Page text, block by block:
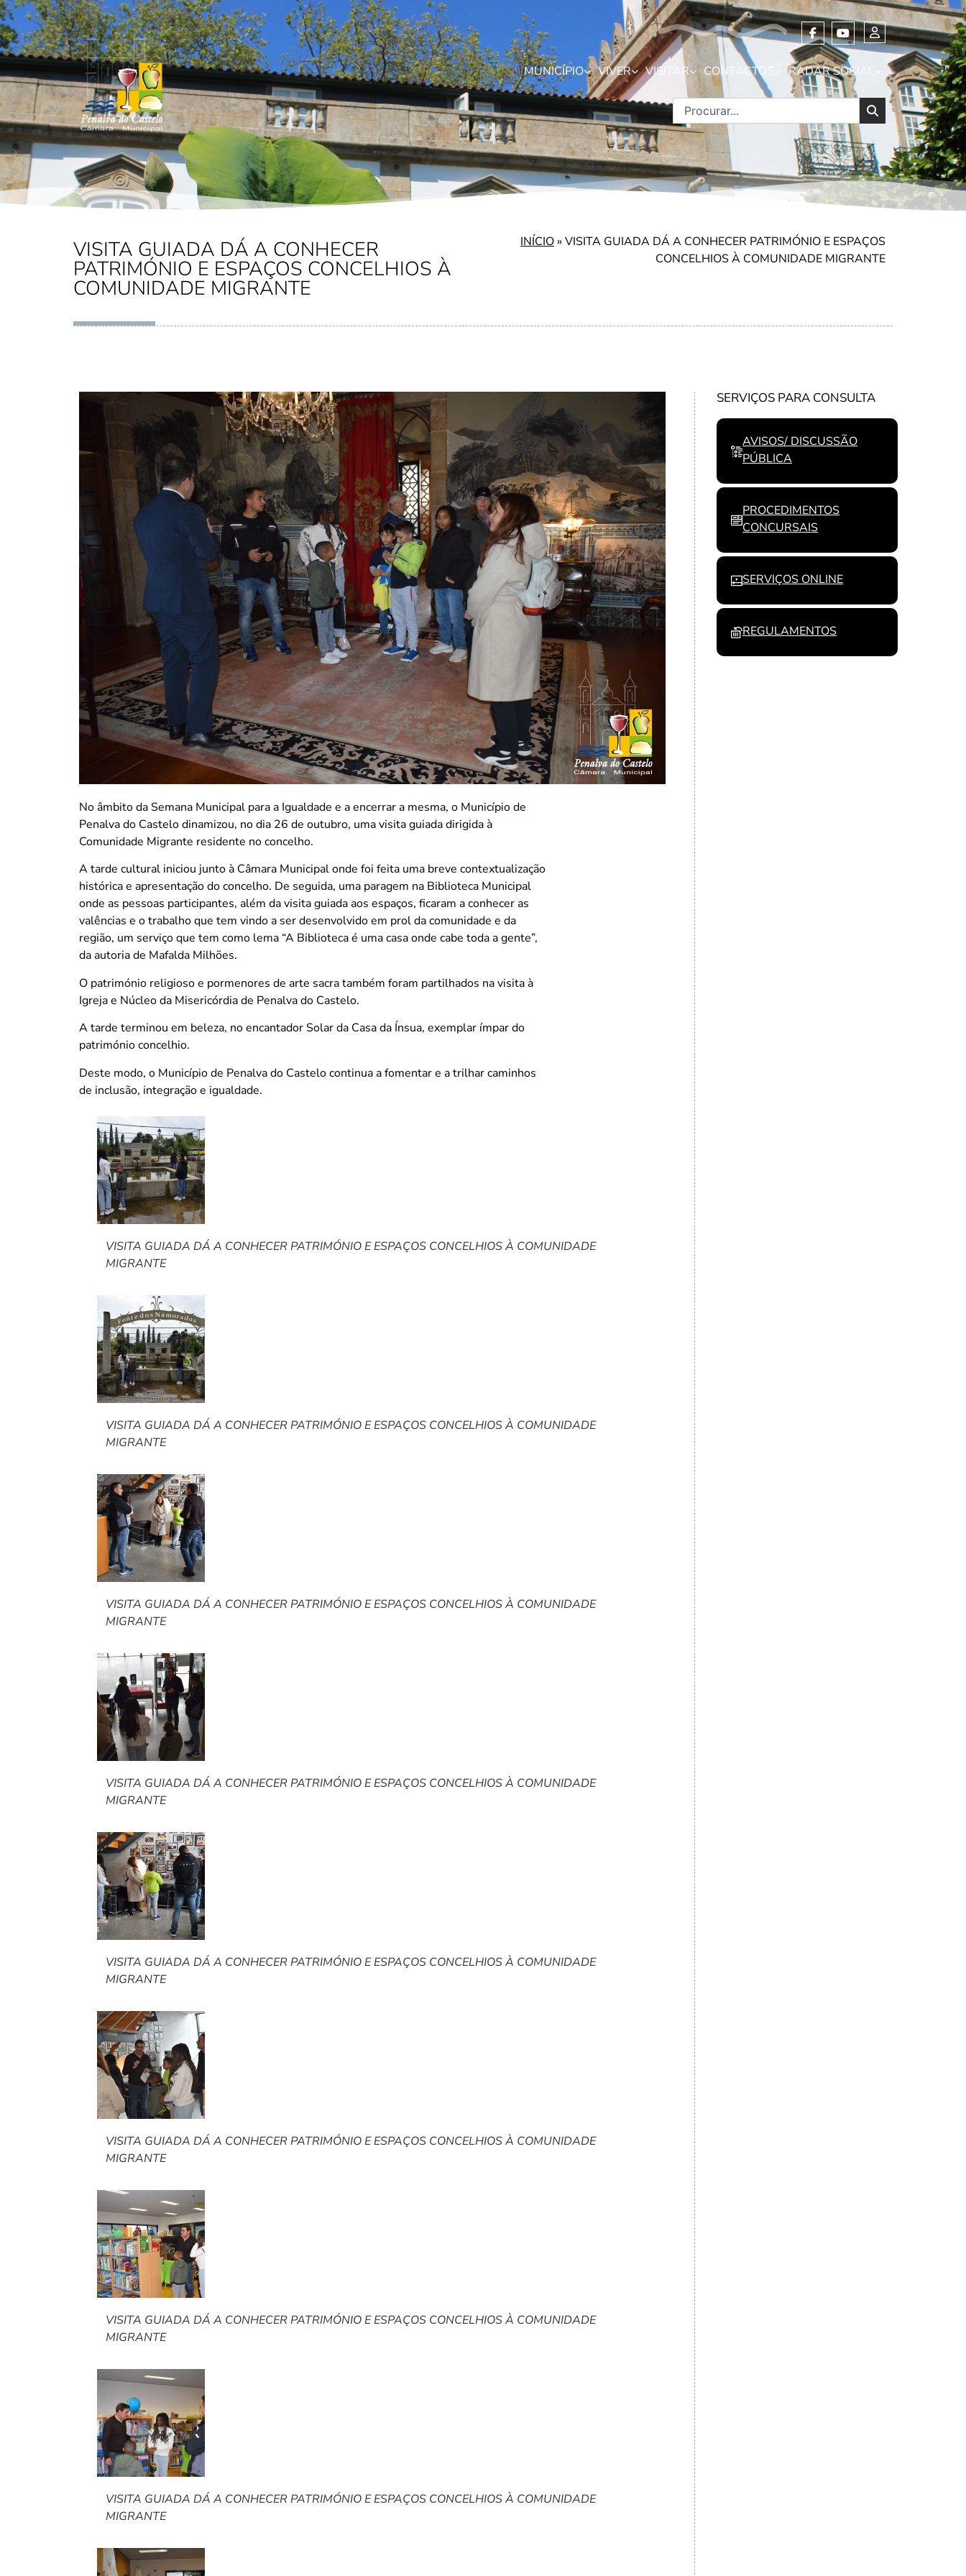
MUNICÍPIO VIVER VISITAR CONTACTOS RADAR SOCIAL
VISITA GUIADA DÁ A CONHECER
PATRIMÓNIO E ESPAÇOS CONCELHIOS À
COMUNIDADE MIGRANTE
INÍCIO » VISITA GUIADA DÁ A CONHECER PATRIMÓNIO E ESPAÇOS
CONCELHIOS À COMUNIDADE MIGRANTE
No âmbito da Semana Municipal para a Igualdade e a encerrar a mesma, o Município de
Penalva do Castelo dinamizou, no dia 26 de outubro, uma visita guiada dirigida à
Comunidade Migrante residente no concelho.
A tarde cultural iniciou junto à Câmara Municipal onde foi feita uma breve contextualização
histórica e apresentação do concelho. De seguida, uma paragem na Biblioteca Municipal
onde as pessoas participantes, além da visita guiada aos espaços, ficaram a conhecer as
valências e o trabalho que tem vindo a ser desenvolvido em prol da comunidade e da
região, um serviço que tem como lema “A Biblioteca é uma casa onde cabe toda a gente”,
da autoria de Mafalda Milhões.
O património religioso e pormenores de arte sacra também foram partilhados na visita à
Igreja e Núcleo da Misericórdia de Penalva do Castelo.
A tarde terminou em beleza, no encantador Solar da Casa da Ínsua, exemplar ímpar do
património concelhio.
Deste modo, o Município de Penalva do Castelo continua a fomentar e a trilhar caminhos
de inclusão, integração e igualdade.
VISITA GUIADA DÁ A CONHECER PATRIMÓNIO E ESPAÇOS CONCELHIOS À COMUNIDADE
MIGRANTE
VISITA GUIADA DÁ A CONHECER PATRIMÓNIO E ESPAÇOS CONCELHIOS À COMUNIDADE
MIGRANTE
VISITA GUIADA DÁ A CONHECER PATRIMÓNIO E ESPAÇOS CONCELHIOS À COMUNIDADE
MIGRANTE
VISITA GUIADA DÁ A CONHECER PATRIMÓNIO E ESPAÇOS CONCELHIOS À COMUNIDADE
MIGRANTE
VISITA GUIADA DÁ A CONHECER PATRIMÓNIO E ESPAÇOS CONCELHIOS À COMUNIDADE
MIGRANTE
VISITA GUIADA DÁ A CONHECER PATRIMÓNIO E ESPAÇOS CONCELHIOS À COMUNIDADE
MIGRANTE
VISITA GUIADA DÁ A CONHECER PATRIMÓNIO E ESPAÇOS CONCELHIOS À COMUNIDADE
MIGRANTE
VISITA GUIADA DÁ A CONHECER PATRIMÓNIO E ESPAÇOS CONCELHIOS À COMUNIDADE
MIGRANTE
SERVIÇOS PARA CONSULTA
AVISOS/ DISCUSSÃO
PÚBLICA
PROCEDIMENTOS
CONCURSAIS
SERVIÇOS ONLINE
REGULAMENTOS